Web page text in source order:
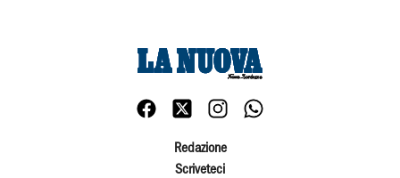
Redazione
Scriveteci